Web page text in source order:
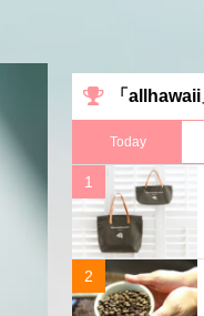
イ
ー
「
Today